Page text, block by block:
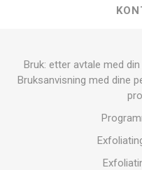
Bruk: etter avtale med
Bruksanvisning med dine